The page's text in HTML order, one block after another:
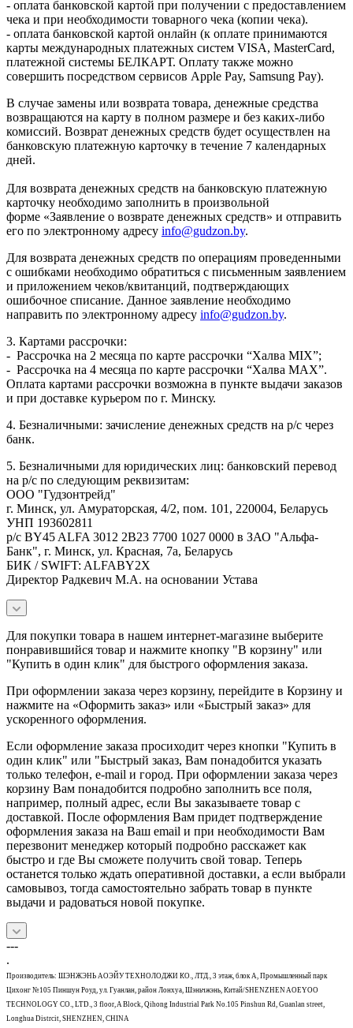
- оплата банковской картой при получении с предоставлением
чека и при необходимости товарного чека (копии чека).
- оплата банковской картой онлайн (к оплате принимаются
карты международных платежных систем VISA, MasterCard,
платежной системы БЕЛКАРТ. Оплату также можно
совершить посредством сервисов Apple Pay, Samsung Pay).
В случае замены или возврата товара, денежные средства
возвращаются на карту в полном размере и без каких-либо
комиссий. Возврат денежных средств будет осуществлен на
банковскую платежную карточку в течение 7 календарных
дней.
Для возврата денежных средств на банковскую платежную
карточку необходимо заполнить в произвольной
форме «Заявление о возврате денежных средств» и отправить
его по электронному адресу info@gudzon.by.
Для возврата денежных средств по операциям проведенными
с ошибками необходимо обратиться с письменным заявлением
и приложением чеков/квитанций, подтверждающих
ошибочное списание. Данное заявление необходимо
направить по электронному адресу info@gudzon.by.
3. Картами рассрочки:
- Рассрочка на 2 месяца по карте рассрочки “Халва MIX”;
- Рассрочка на 4 месяца по карте рассрочки “Халва MAX”.
Оплата картами рассрочки возможна в пункте выдачи заказов
и при доставке курьером по г. Минску.
4. Безналичными: зачисление денежных средств на р/с через
банк.
5. Безналичными для юридических лиц: банковский перевод
на р/с по следующим реквизитам:
ООО "Гудзонтрейд"
г. Минск, ул. Амураторская, 4/2, пом. 101, 220004, Беларусь
УНП 193602811
р/с BY45 ALFA 3012 2B23 7700 1027 0000 в ЗАО "Альфа-
Банк", г. Минск, ул. Красная, 7а, Беларусь
БИК / SWIFT: ALFABY2X
Директор Радкевич М.А. на основании Устава
Для покупки товара в нашем интернет-магазине выберите
понравившийся товар и нажмите кнопку "В корзину" или
"Купить в один клик" для быстрого оформления заказа.
При оформлении заказа через корзину, перейдите в Корзину и
нажмите на «Оформить заказ» или «Быстрый заказ» для
ускоренного оформления.
Если оформление заказа просиходит через кнопки "Купить в
один клик" или "Быстрый заказ, Вам понадобится указать
только телефон, e-mail и город. При оформлении заказа через
корзину Вам понадобится подробно заполнить все поля,
например, полный адрес, если Вы заказываете товар с
доставкой. После оформления Вам придет подтверждение
оформления заказа на Ваш email и при необходимости Вам
перезвонит менеджер который подробно расскажет как
быстро и где Вы сможете получить свой товар. Теперь
останется только ждать оперативной доставки, а если выбрали
самовывоз, тогда самостоятельно забрать товар в пункте
выдачи и радоваться новой покупке.
---
.
Производитель: ШЭНЖЭНЬ АОЭЙУ ТЕХНОЛОДЖИ КО., ЛТД., 3 этаж, блок А, Промышленный парк
Цихонг №105 Пиншун Роуд, ул. Гуанлан, район Лонхуа, Шэньчжэнь, Китай/SHENZHEN AOEYOO
TECHNOLOGY CO., LTD., 3 floor, A Block, Qihong Industrial Park No.105 Pinshun Rd, Guanlan street,
Longhua Distrcit, SHENZHEN, CHINA